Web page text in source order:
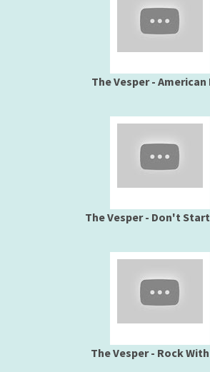
The Vesper - American
The Vesper - Don't
The Vesper - Rock With